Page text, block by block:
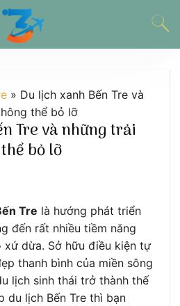
» Du lịch xanh Bến Tre và
thể bỏ lỡ
Tre và những trải
bỏ lỡ
Tre là hướng phát triển
đến rất nhiều tiềm năng
xứ dừa. Sở hữu điều kiện tự
thanh bình của miền sông
lịch sinh thái trở thành thế
du lịch Bến Tre thì bạn